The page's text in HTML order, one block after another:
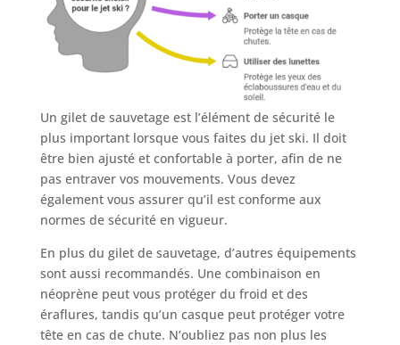
Un gilet de sauvetage est l’élément de sécurité le
plus important lorsque vous faites du jet ski. Il doit
être bien ajusté et confortable à porter, afin de ne
pas entraver vos mouvements. Vous devez
également vous assurer qu’il est conforme aux
normes de sécurité en vigueur.
En plus du gilet de sauvetage, d’autres équipements
sont aussi recommandés. Une combinaison en
néoprène peut vous protéger du froid et des
éraflures, tandis qu’un casque peut protéger votre
tête en cas de chute. N’oubliez pas non plus les